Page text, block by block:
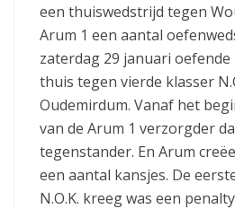
een thuiswedstrijd tegen
Arum 1 een aantal
zaterdag 29 januari
thuis tegen vierde klasser
Oudemirdum. Vanaf het
van de Arum 1 verzorgder
tegenstander. En Arum
een aantal kansjes. De
N.O.K. kreeg was een